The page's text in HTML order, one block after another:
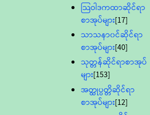
သြဝါဒကထာဆိုင်ရာ
စာအုပ်များ[17]
သာသနာ၀င်ဆိုင်ရာ
စာအုပ်များ[40]
သုတ္တန်ဆိုင်ရာစာအုပ်
များ[153]
အတ္ထုပ္ပတ္တိဆိုင်ရာ
စာအုပ်များ[12]